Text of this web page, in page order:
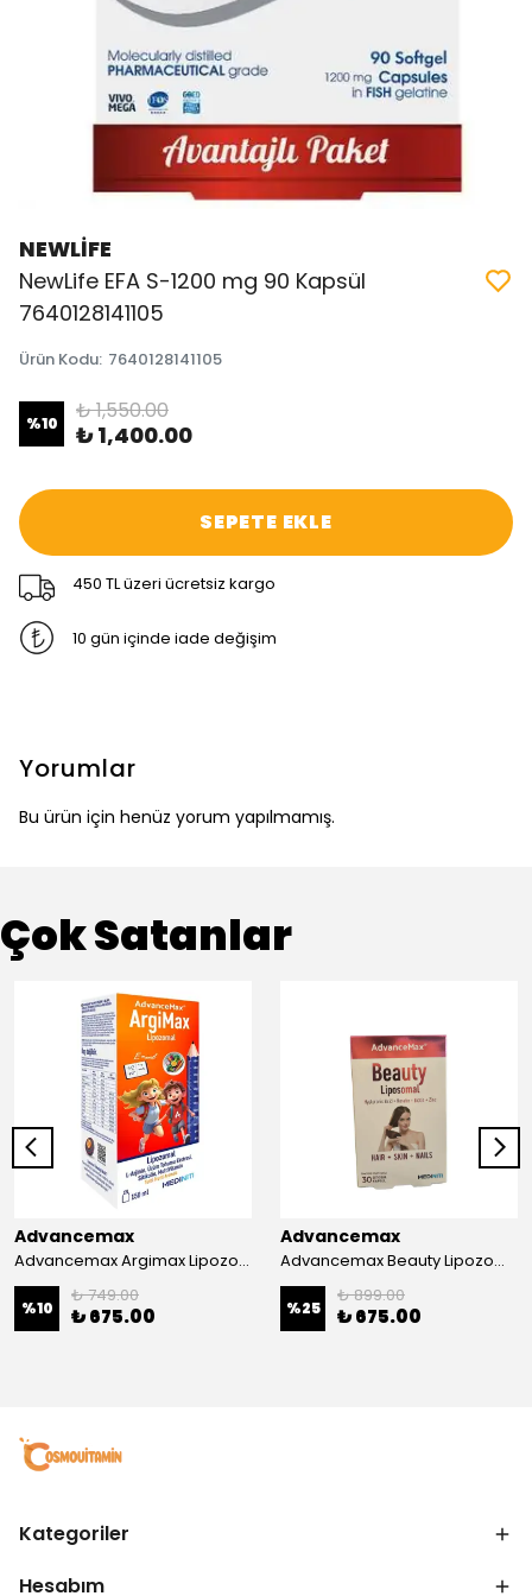
NEWLİFE
NewLife EFA S-1200 mg 90 Kapsül
7640128141105
Ürün Kodu: 7640128141105
%10 ₺ 1,550.00
₺ 1,400.00
SEPETE EKLE
450 TL üzeri ücretsiz kargo
10 gün içinde iade değişim
Yorumlar
Bu ürün için henüz yorum yapılmamış.
Çok Satanlar
Advancemax
Advancemax Argimax Lipozomal Sıvı 150 ml 8684375607587
%10
₺ 749.00
₺ 675.00
Advancemax
Advancemax Beauty Lipozomal Hyalüronik Asit Keratin Biotin Zn 30 Kapsül 8684375607556
%25
₺ 899.00
₺ 675.00
Kategoriler
Hesabım